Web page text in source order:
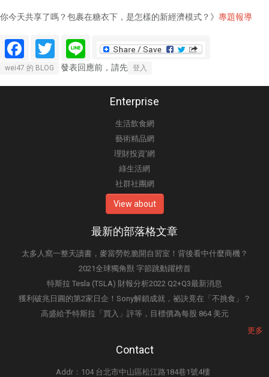
你今天共享了嗎？包裹在糖衣下，是怎樣的新經濟模式？》 專題報導
Facebook
Twitter
Line
wei47 的 BLOG 發表回應前，請先 登入
Enterprise
生活飲食網
藝術精品網
理財投資'網
綠生活網
社群社團網
View about
最新的部落格文章
太多人窩一整天讀書，麥當勞乾脆開自習室！背後看中什麼商機？
2021全球獨角獸 字節跳動躍榜首
特斯拉 Tesla (TSLA) 財報分析2022 Q2+Q3最新消息
獲利破兆日圓的第2家日企！Sony解鎖成就，祕訣竟在「不挑食」？
高盛給予特斯拉「買入」評等，目標價為每股 864 美元
更多
Contact
Addr：104 台北市中山區松江路184巷1號4樓